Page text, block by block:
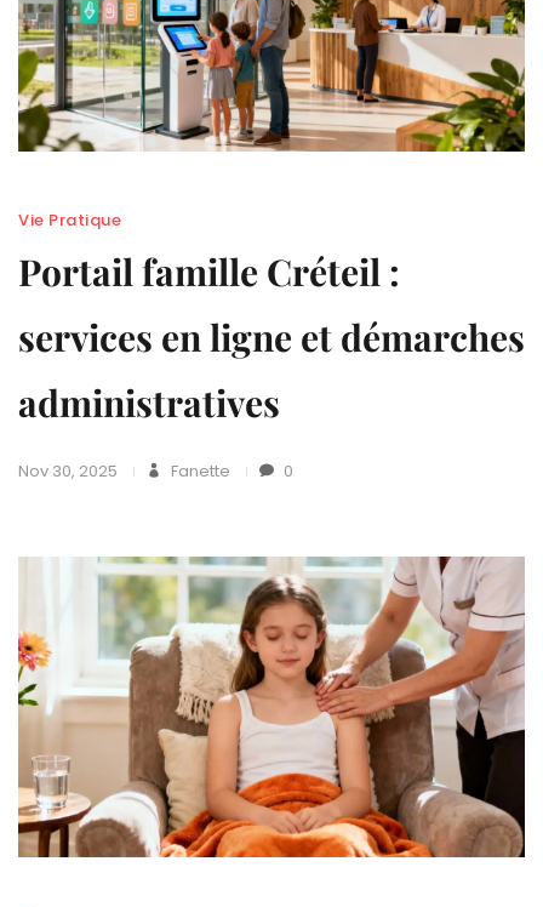
Vie Pratique
Portail famille Créteil :
services en ligne et démarches
administratives
Nov 30, 2025 Fanette 0